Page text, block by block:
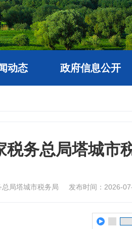
动态 政府信息公开
税务总局塔城市
局塔城市税务局 发布时间：2026-